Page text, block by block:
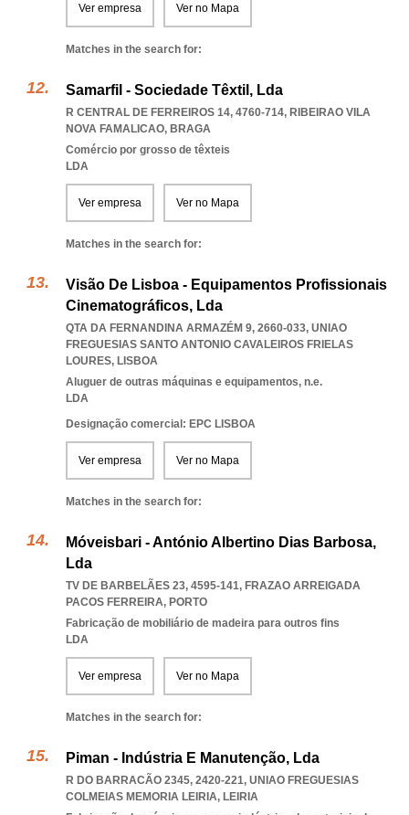
Ver empresa Ver no Mapa
Matches in the search for:
Samarfil - Sociedade Têxtil, Lda
R CENTRAL DE FERREIROS 14, 4760-714, RIBEIRAO VILA
NOVA FAMALICAO, BRAGA
Comércio por grosso de têxteis
LDA
Ver empresa Ver no Mapa
Matches in the search for:
Visão De Lisboa - Equipamentos Profissionais
Cinematográficos, Lda
QTA DA FERNANDINA ARMAZÉM 9, 2660-033, UNIAO
FREGUESIAS SANTO ANTONIO CAVALEIROS FRIELAS
LOURES, LISBOA
Aluguer de outras máquinas e equipamentos, n.e.
LDA
Designação comercial: EPC LISBOA
Ver empresa Ver no Mapa
Matches in the search for:
Móveisbari - António Albertino Dias Barbosa,
Lda
TV DE BARBELÃES 23, 4595-141, FRAZAO ARREIGADA
PACOS FERREIRA, PORTO
Fabricação de mobiliário de madeira para outros fins
LDA
Ver empresa Ver no Mapa
Matches in the search for:
Piman - Indústria E Manutenção, Lda
R DO BARRACÃO 2345, 2420-221, UNIAO FREGUESIAS
COLMEIAS MEMORIA LEIRIA, LEIRIA